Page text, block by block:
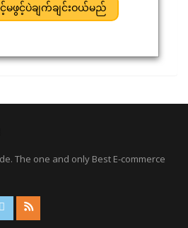
ဖွင့်ပဲချက်ချင်းဝယ်မည်
The one and only Best E-commerce